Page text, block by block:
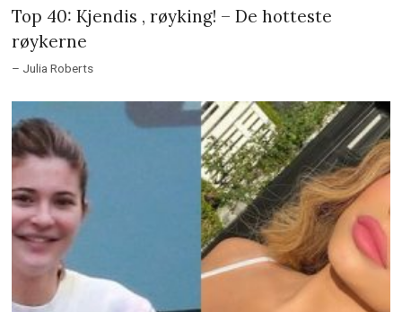
Top 40: Kjendis , røyking! – De hotteste
røykerne
– Julia Roberts